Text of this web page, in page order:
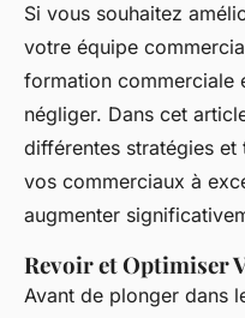
Si vous souhaitez
votre équipe
formation commerciale
négliger. Dans cet
différentes stratégies
vos commerciaux à
augmenter
Revoir et Optimiser
Avant de plonger dans